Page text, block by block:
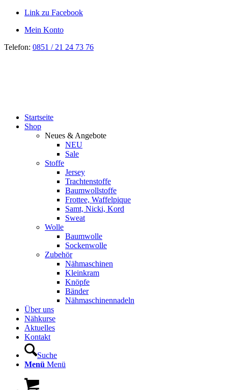
Link zu Facebook
Mein Konto
Telefon: 0851 / 21 24 73 76
Startseite
Shop
Neues & Angebote
NEU
Sale
Stoffe
Jersey
Trachtenstoffe
Baumwollstoffe
Frottee, Waffelpique
Samt, Nicki, Kord
Sweat
Wolle
Baumwolle
Sockenwolle
Zubehör
Nähmaschinen
Kleinkram
Knöpfe
Bänder
Nähmaschinennadeln
Über uns
Nähkurse
Aktuelles
Kontakt
Suche
Menü Menü